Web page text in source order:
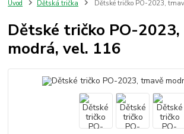
Úvod Dětská trička Dětské tričko PO-2023,
Dětské tričko PO-
modrá, vel. 116